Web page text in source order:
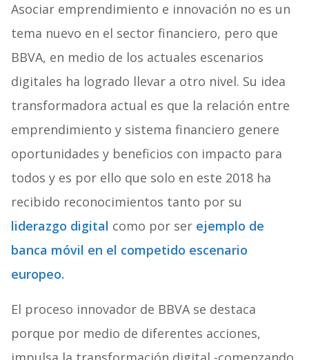
Asociar emprendimiento e innovación no es un
tema nuevo en el sector financiero, pero que
BBVA, en medio de los actuales escenarios
digitales ha logrado llevar a otro nivel. Su idea
transformadora actual es que la relación entre
emprendimiento y sistema financiero genere
oportunidades y beneficios con impacto para
todos y es por ello que solo en este 2018 ha
recibido reconocimientos tanto por su
liderazgo digital como por ser ejemplo de
banca móvil en el competido escenario
europeo.
El proceso innovador de BBVA se destaca
porque por medio de diferentes acciones,